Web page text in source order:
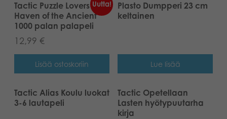
Uutta!
Tactic Puzzle Lovers
Haven of the Ancient
1000 palan palapeli
12,99 €
Lisää ostoskoriin
Plasto Dumpperi 23 cm
keltainen
Lue lisää
Tactic Alias Koulu luokat
3-6 lautapeli
Tactic Opetellaan
Lasten hyötypuutarha
kirja